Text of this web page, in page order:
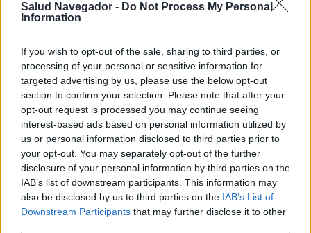
Salud Navegador - Do Not Process My Personal
Information
If you wish to opt-out of the sale, sharing to third parties, or
processing of your personal or sensitive information for
targeted advertising by us, please use the below opt-out
section to confirm your selection. Please note that after your
opt-out request is processed you may continue seeing
interest-based ads based on personal information utilized by
us or personal information disclosed to third parties prior to
your opt-out. You may separately opt-out of the further
disclosure of your personal information by third parties on the
IAB’s list of downstream participants. This information may
also be disclosed by us to third parties on the IAB’s List of
Downstream Participants that may further disclose it to other
¿Interesante? ¡Compártelo en Facebook!
¿Quiere estar al día? Síganos en GoogleNews
RELACIONADO
Temas Al vapor Barbacoa
Beneficios de los métodos de cocina saludables
Conservación del valor nutritivo